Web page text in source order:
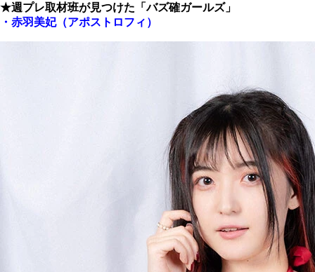
★週プレ取材班が見つけた「バズ確ガールズ」
・赤羽美妃（アポストロフィ）